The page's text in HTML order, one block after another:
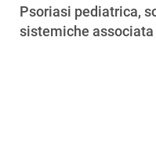
Psoriasi pediatrica,
sistemiche